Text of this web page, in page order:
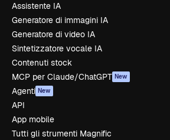
Assistente IA
Generatore di immagini IA
Generatore di video IA
Sintetizzatore vocale IA
Contenuti stock
MCP per Claude/ChatGPT New
Agenti New
API
App mobile
Tutti gli strumenti Magnific